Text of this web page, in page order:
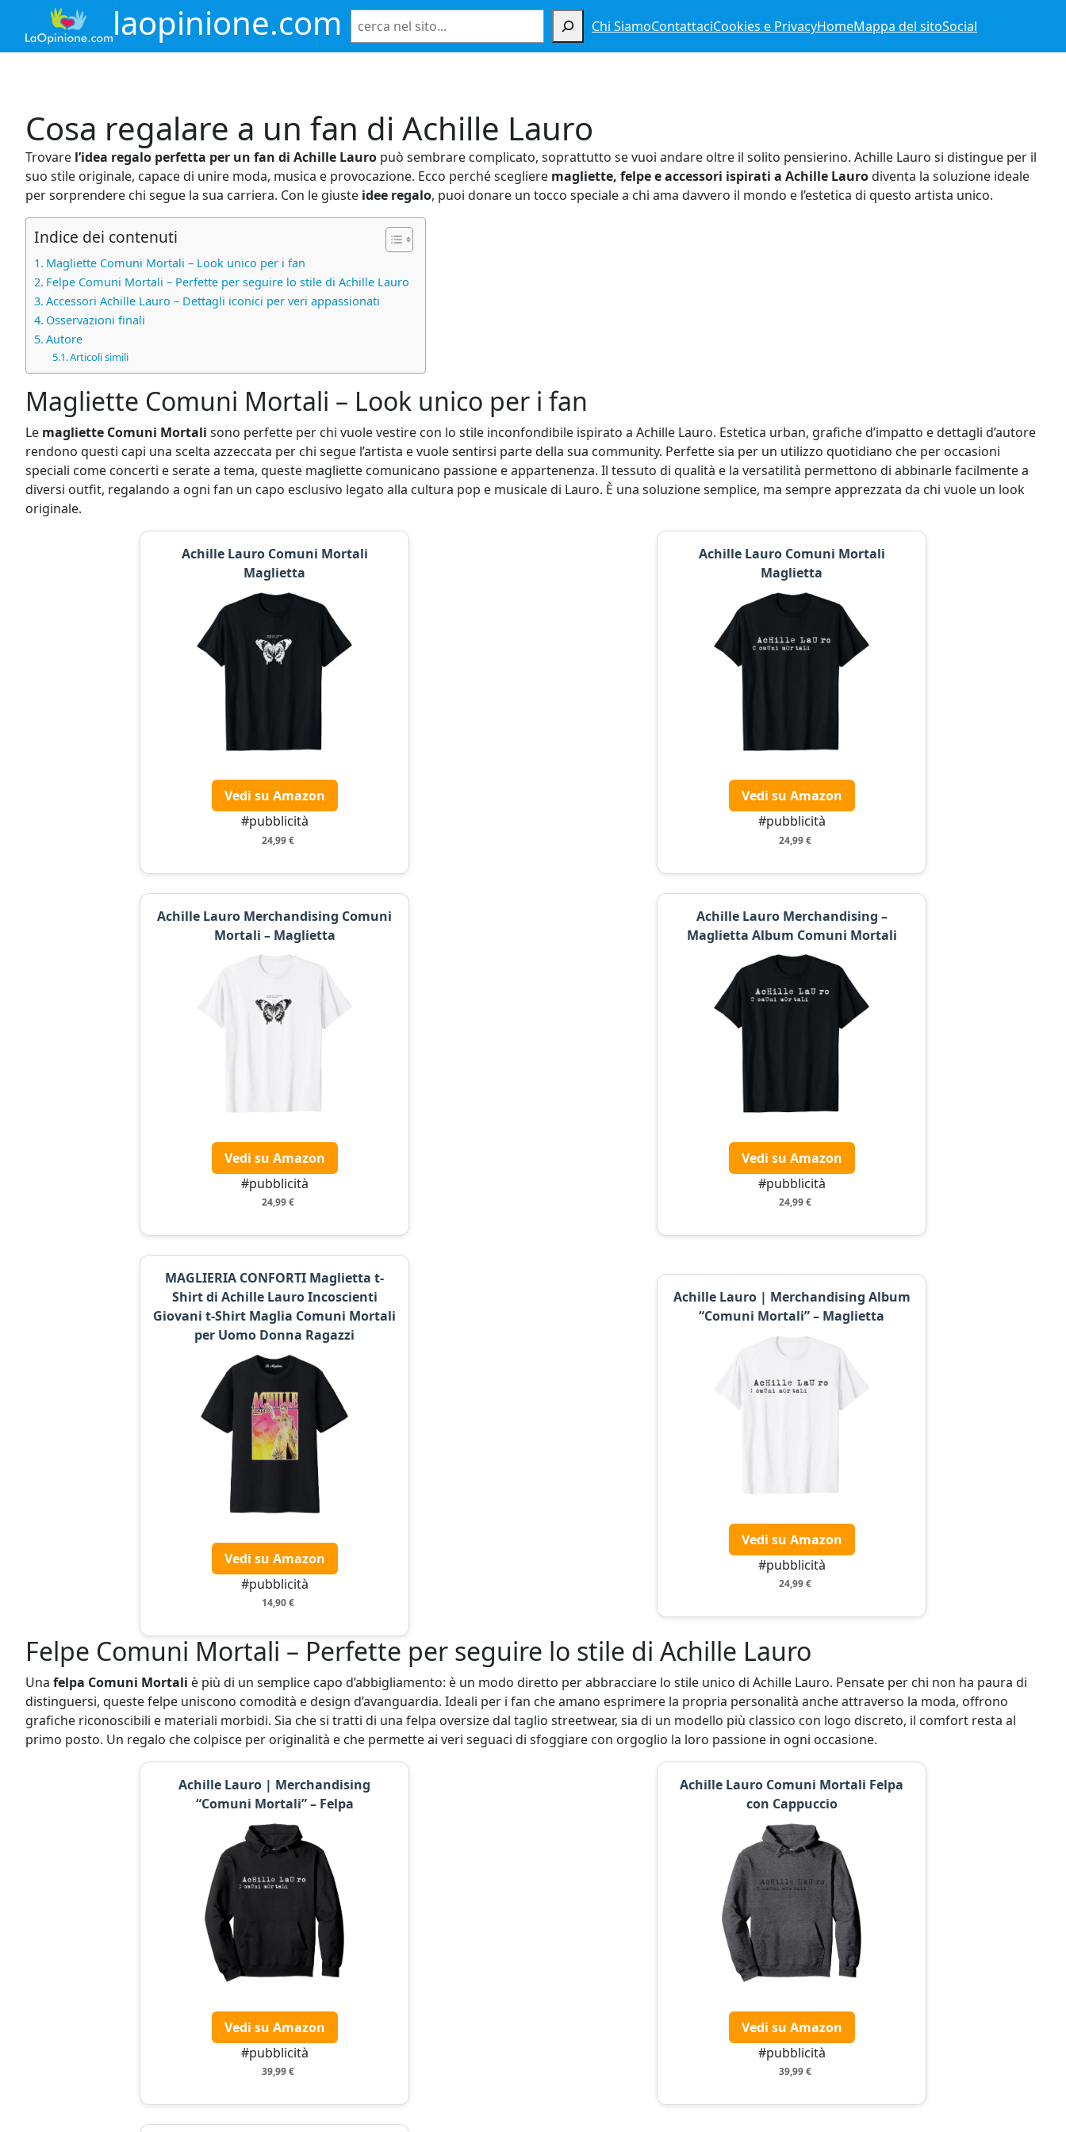
contenuto
laopinione.com Chi SiamoContattaciCookies e PrivacyHomeMappa del sitoSocial
Cosa regalare a un fan di Achille Lauro
Trovare l’idea regalo perfetta per un fan di Achille Lauro può sembrare complicato, soprattutto se vuoi andare oltre il solito pensierino. Achille Lauro si distingue per il
suo stile originale, capace di unire moda, musica e provocazione. Ecco perché scegliere magliette, felpe e accessori ispirati a Achille Laurodiventa la soluzione ideale
per sorprendere chi segue la sua carriera. Con le giuste idee regalo, puoi donare un tocco speciale a chi ama davvero il mondo e l’estetica di questo artista unico.
Indice dei contenuti
Magliette Comuni Mortali – Look unico per i fan
Felpe Comuni Mortali – Perfette per seguire lo stile di Achille Lauro
Accessori Achille Lauro – Dettagli iconici per veri appassionati
Osservazioni finali
Autore
Articoli simili
Magliette Comuni Mortali – Look unico per i fan
Le magliette Comuni Mortali sono perfette per chi vuole vestire con lo stile inconfondibile ispirato a Achille Lauro. Estetica urban, grafiche d’impatto e dettagli d’autore
rendono questi capi una scelta azzeccata per chi segue l’artista e vuole sentirsi parte della sua community. Perfette sia per un utilizzo quotidiano che per occasioni
speciali come concerti e serate a tema, queste magliette comunicano passione e appartenenza. Il tessuto di qualità e la versatilità permettono di abbinarle facilmente a
diversi outfit, regalando a ogni fan un capo esclusivo legato alla cultura pop e musicale di Lauro. È una soluzione semplice, ma sempre apprezzata da chi vuole un look
originale.
Achille Lauro Comuni Mortali
Maglietta
Vedi su Amazon
#pubblicità
24,99 €
Achille Lauro Comuni Mortali
Maglietta
Vedi su Amazon
#pubblicità
24,99 €
Achille Lauro Merchandising Comuni
Mortali – Maglietta
Vedi su Amazon
#pubblicità
24,99 €
Achille Lauro Merchandising –
Maglietta Album Comuni Mortali
Vedi su Amazon
#pubblicità
24,99 €
MAGLIERIA CONFORTI Maglietta t-
Shirt di Achille Lauro Incoscienti
Giovani t-Shirt Maglia Comuni Mortali
per Uomo Donna Ragazzi
Vedi su Amazon
#pubblicità
14,90 €
Achille Lauro | Merchandising Album
“Comuni Mortali” – Maglietta
Vedi su Amazon
#pubblicità
24,99 €
Felpe Comuni Mortali – Perfette per seguire lo stile di Achille Lauro
Una felpa Comuni Mortali è più di un semplice capo d’abbigliamento: è un modo diretto per abbracciare lo stile unico di Achille Lauro. Pensate per chi non ha paura di
distinguersi, queste felpe uniscono comodità e design d’avanguardia. Ideali per i fan che amano esprimere la propria personalità anche attraverso la moda, offrono
grafiche riconoscibili e materiali morbidi. Sia che si tratti di una felpa oversize dal taglio streetwear, sia di un modello più classico con logo discreto, il comfort resta al
primo posto. Un regalo che colpisce per originalità e che permette ai veri seguaci di sfoggiare con orgoglio la loro passione in ogni occasione.
Achille Lauro | Merchandising
“Comuni Mortali” – Felpa
Vedi su Amazon
#pubblicità
39,99 €
Achille Lauro Comuni Mortali Felpa
con Cappuccio
Vedi su Amazon
#pubblicità
39,99 €